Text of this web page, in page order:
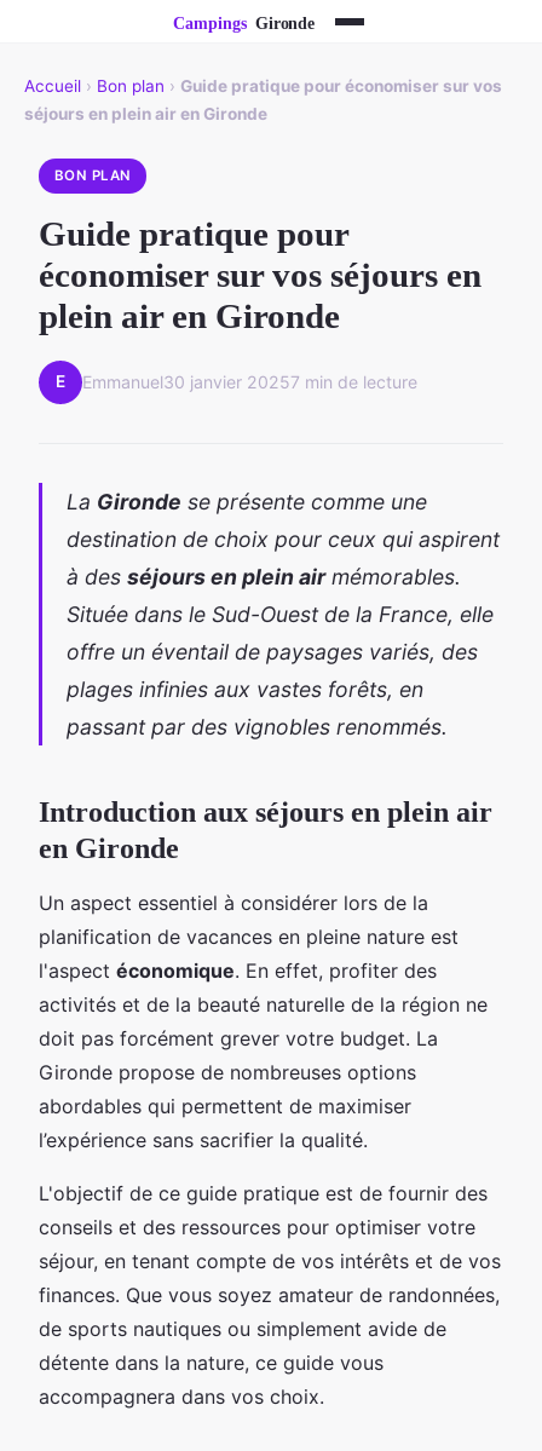
Accueil › Bon plan › Guide pratique pour économiser sur vos
séjours en plein air en Gironde
BON PLAN
Guide pratique pour
économiser sur vos séjours en
plein air en Gironde
E Emmanuel30 janvier 20257 min de lecture
La Gironde se présente comme une
destination de choix pour ceux qui aspirent
à des séjours en plein airmémorables.
Située dans le Sud-Ouest de la France, elle
offre un éventail de paysages variés, des
plages infinies aux vastes forêts, en
passant par des vignobles renommés.
Introduction aux séjours en plein air
en Gironde
Un aspect essentiel à considérer lors de la
planification de vacances en pleine nature est
l'aspect économique. En effet, profiter des
activités et de la beauté naturelle de la région ne
doit pas forcément grever votre budget. La
Gironde propose de nombreuses options
abordables qui permettent de maximiser
l’expérience sans sacrifier la qualité.
L'objectif de ce guide pratique est de fournir des
conseils et des ressources pour optimiser votre
séjour, en tenant compte de vos intérêts et de vos
finances. Que vous soyez amateur de randonnées,
de sports nautiques ou simplement avide de
détente dans la nature, ce guide vous
accompagnera dans vos choix.